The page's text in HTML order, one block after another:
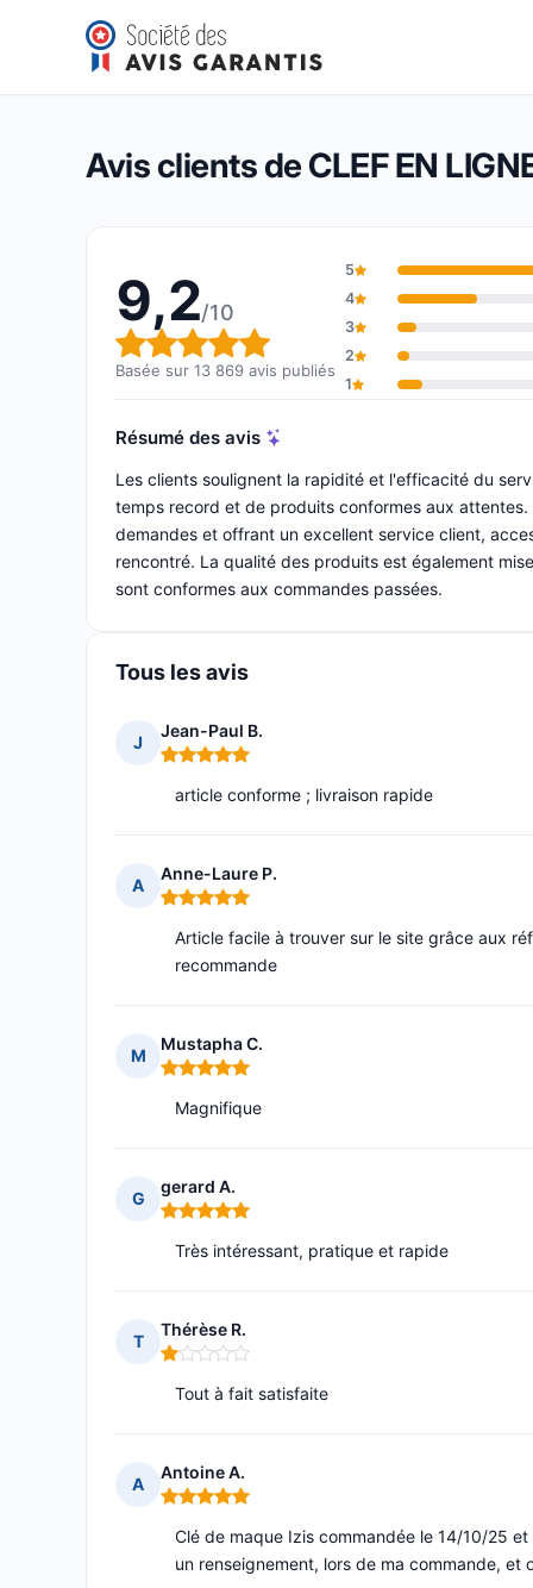
CLEF EN LIGNE
Note globale : 9,2 sur 10
9,2/10(13 869 avis)
Avis clients de CLEF EN
9,2/10
Note globale : 9,2 sur 10
Basée sur 13 869 avis publiés
5
4
3
2
1
Résumé des avis
Les clients soulignent la rapidité et l'efficacité du
temps record et de produits conformes aux
demandes et offrant un excellent service client,
rencontré. La qualité des produits est également
sont conformes aux commandes passées.
Tous les avis
J
Jean-Paul B.
Note : 5 sur 5
article conforme ; livraison rapide
A
Anne-Laure P.
Note : 5 sur 5
Article facile à trouver sur le site grâce aux
recommande
M
Mustapha C.
Note : 5 sur 5
Magnifique
G
gerard A.
Note : 5 sur 5
Très intéressant, pratique et rapide
T
Thérèse R.
Note : 1 sur 5
Tout à fait satisfaite
A
Antoine A.
Note : 5 sur 5
Clé de maque Izis commandée le 14/10/25
un renseignement, lors de ma commande, et